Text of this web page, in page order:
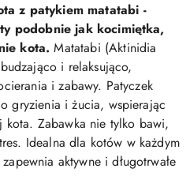
z patykiem matatabi -
podobnie jak kocimiętka,
kota. Matatabi (Aktinidia
i relaksująco,
i zabawy. Patyczek
gryzienia i żucia, wspierając
kota. Zabawka nie tylko bawi,
Idealna dla kotów w każdym
aktywne i długotrwałe